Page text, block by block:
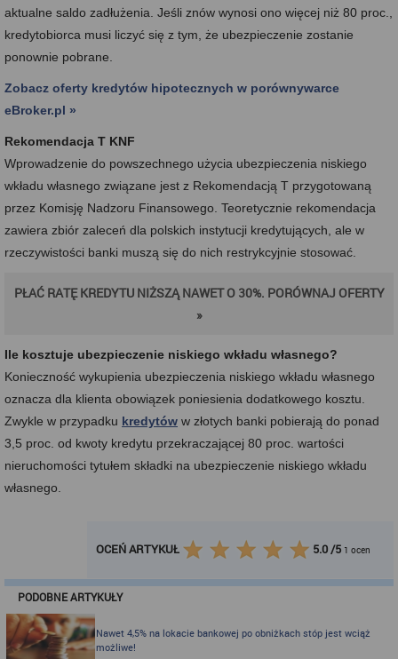
aktualne saldo zadłużenia. Jeśli znów wynosi ono więcej niż 80 proc.,
kredytobiorca musi liczyć się z tym, że ubezpieczenie zostanie
ponownie pobrane.
Zobacz oferty kredytów hipotecznych w porównywarce
eBroker.pl »
Rekomendacja T KNF
Wprowadzenie do powszechnego użycia ubezpieczenia niskiego
wkładu własnego związane jest z Rekomendacją T przygotowaną
przez Komisję Nadzoru Finansowego. Teoretycznie rekomendacja
zawiera zbiór zaleceń dla polskich instytucji kredytujących, ale w
rzeczywistości banki muszą się do nich restrykcyjnie stosować.
PŁAĆ RATĘ KREDYTU NIŻSZĄ NAWET O 30%. PORÓWNAJ OFERTY
»
Ile kosztuje ubezpieczenie niskiego wkładu własnego?
Konieczność wykupienia ubezpieczenia niskiego wkładu własnego
oznacza dla klienta obowiązek poniesienia dodatkowego kosztu.
Zwykle w przypadku kredytów w złotych banki pobierają do ponad
3,5 proc. od kwoty kredytu przekraczającej 80 proc. wartości
nieruchomości tytułem składki na ubezpieczenie niskiego wkładu
własnego.
OCEŃ ARTYKUŁ 5.0/5 1 ocen
PODOBNE ARTYKUŁY
Nawet 4,5% na lokacie bankowej po obniżkach stóp jest wciąż
możliwe!